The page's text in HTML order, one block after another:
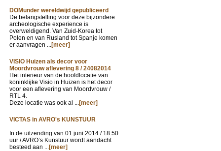
DOMunder wereldwijd gepubliceerd
De belangstelling voor deze bijzondere
archeologische experience is
overweldigend. Van Zuid-Korea tot
Polen en van Rusland tot Spanje komen
er aanvragen ...[meer]
VISIO Huizen als decor voor
Moordvrouw aflevering 8 / 24082014
Het interieur van de hoofdlocatie van
koninklijke Visio in Huizen is het decor
voor een aflevering van Moordvrouw /
RTL 4.
Deze locatie was ook al ...[meer]
VICTAS in AVRO's KUNSTUUR
In de uitzending van 01 juni 2014 / 18.50
uur / AVRO’s Kunstuur wordt aandacht
besteed aan ...[meer]